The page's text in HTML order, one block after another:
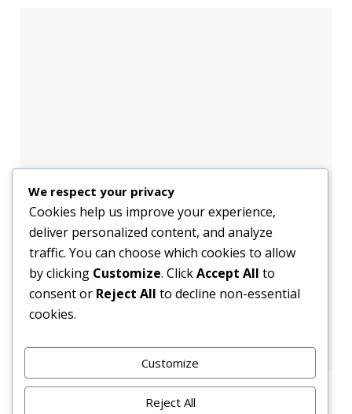
We respect your privacy
Cookies help us improve your experience,
deliver personalized content, and analyze
traffic. You can choose which cookies to allow
by clicking Customize. ClickAccept All to
consent or Reject All to decline non-essential
cookies.
Customize
Reject All